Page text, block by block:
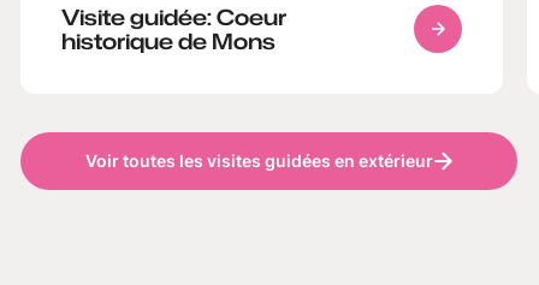
Voir toutes les visites guidées en extérieur
Visite guidée: Coeur
historique de Mons